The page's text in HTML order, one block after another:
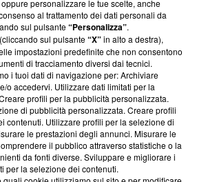
Via Carlo Frasca, 3 - 6900
personalizzare le tue scelte, anche
al trattamento dei dati personali da
sul pulsante“Personalizza”.
sul pulsante“X”in alto a destra),
impostazioni predefinite che non consentono
di tracciamento diversi dai tecnici.
i tuoi dati di navigazione per: Archiviare
o accedervi. Utilizzare dati limitati per la
profili per la pubblicità personalizzata.
di pubblicità personalizzata. Creare profili
contenuti. Utilizzare profili per la selezione di
le prestazioni degli annunci. Misurare le
il pubblico attraverso statistiche o la
da fonti diverse. Sviluppare e migliorare i
per la selezione dei contenuti.